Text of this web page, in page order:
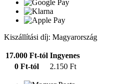
Kiszállítási díj: Magyarország
17.000 Ft-tól Ingyenes
0 Ft-tól
2.150 Ft